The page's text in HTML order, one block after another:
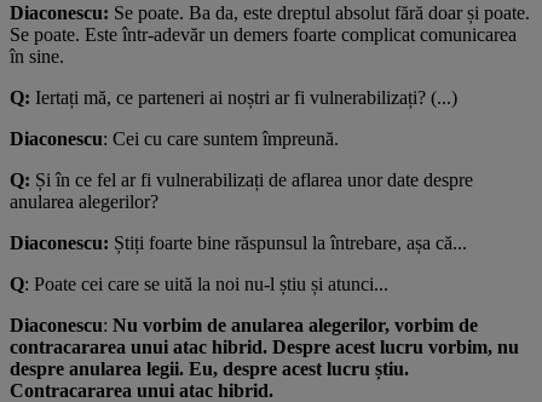
Diaconescu: Se poate. Ba da, este dreptul absolut fără doar și poate.
Se poate. Este într-adevăr un demers foarte complicat comunicarea
în sine.
Q: Iertați mă, ce parteneri ai noștri ar fi vulnerabilizați? (...)
Diaconescu: Cei cu care suntem împreună.
Q: Și în ce fel ar fi vulnerabilizați de aflarea unor date despre
anularea alegerilor?
Diaconescu: Știți foarte bine răspunsul la întrebare, așa că...
Q: Poate cei care se uită la noi nu-l știu și atunci...
Diaconescu: Nu vorbim de anularea alegerilor, vorbim de
contracararea unui atac hibrid. Despre acest lucru vorbim, nu
despre anularea legii. Eu, despre acest lucru știu.
Contracararea unui atac hibrid.